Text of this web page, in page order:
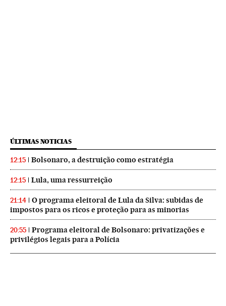
ÚLTIMAS NOTICIAS
12:15 Bolsonaro, a destruição como estratégia
12:15 Lula, uma ressurreição
21:14
O programa eleitoral de Lula da Silva: subidas de
impostos para os ricos e proteção para as minorias
20:55
Programa eleitoral de Bolsonaro: privatizações e
privilégios legais para a Polícia